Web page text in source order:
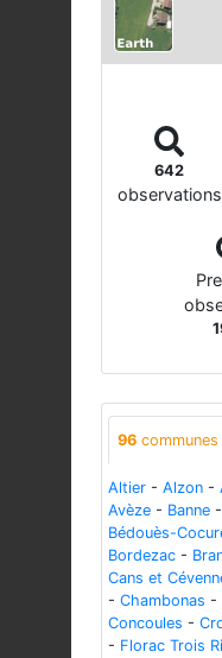
642
observations
96 communes
Altier - Alzon -
Avèze - Banne -
Bédouès-
Bordezac -
Cans et
- Chambonas -
Concoules -
- Florac Trois